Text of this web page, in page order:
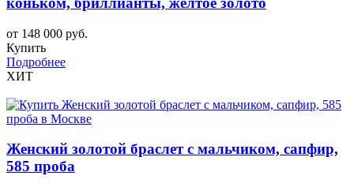
от 148 000 руб.
Купить
Подробнее
ХИТ
Женский золотой браслет с мальчиком, сапфир,
585 проба